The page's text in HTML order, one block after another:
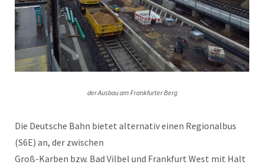
der Ausbau am Frankfurter Berg
Die Deutsche Bahn bietet alternativ einen Regionalbus
(S6E) an, der zwischen
Groß-Karben bzw. Bad Vilbel und Frankfurt West mit Halt